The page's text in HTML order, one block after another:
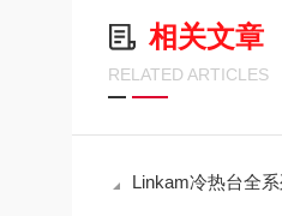
相关文章
RELATED ARTICLES
Linkam冷热台全系列对比：从-